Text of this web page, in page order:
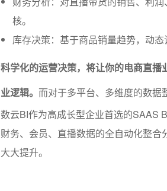
核。
库存决策：基于商品销量趋势，动态
科学化的运营决策，将让你的电商直
业逻辑。 而对于多平台、多维度的数据
数云BI作为高成长型企业首选的SAAS
财务、会员、直播数据的全自动化整
大大提升。